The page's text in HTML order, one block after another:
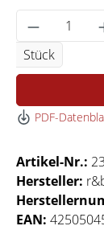
Produkt
Stück
PDF-
Artikel-Nr.:
Hersteller:
EAN: